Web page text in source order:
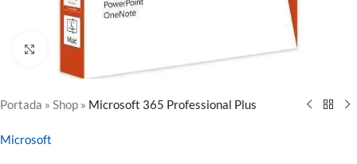
Clic para ampliar
Portada » Shop » Microsoft 365 Professional Plus
Microsoft